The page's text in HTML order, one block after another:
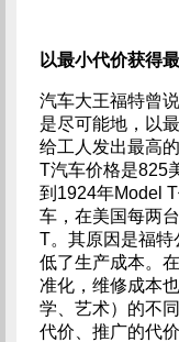
以最小代价获得
汽车大王福特曾
是尽可能地，以
给工人发出最高
T汽车价格是825
到1924年Model
车，在美国每两
T。其原因是福特
低了生产成本。
准化，维修成本
学、艺术）的不
代价、推广的代